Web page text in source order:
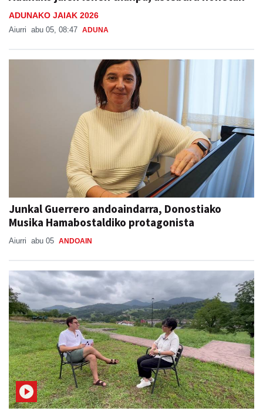
ADUNAKO JAIAK 2026
Aiurri abu 05, 08:47 ADUNA
Junkal Guerrero andoaindarra, Donostiako
Musika Hamabostaldiko protagonista
Aiurri abu 05 ANDOAIN